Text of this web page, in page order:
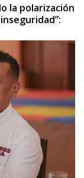
la polarización